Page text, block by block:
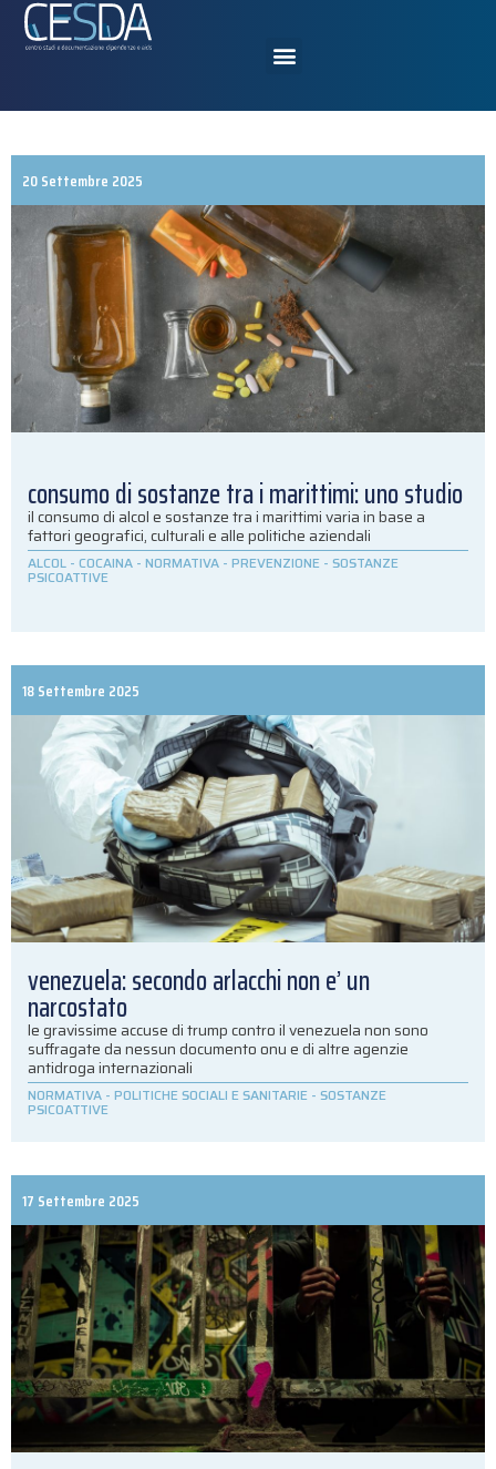
20 Settembre 2025
consumo di sostanze tra i marittimi: uno studio
il consumo di alcol e sostanze tra i marittimi varia in base a
fattori geografici, culturali e alle politiche aziendali
ALCOL - COCAINA - NORMATIVA - PREVENZIONE - SOSTANZE
PSICOATTIVE
18 Settembre 2025
venezuela: secondo arlacchi non e’ un
narcostato
le gravissime accuse di trump contro il venezuela non sono
suffragate da nessun documento onu e di altre agenzie
antidroga internazionali
NORMATIVA - POLITICHE SOCIALI E SANITARIE - SOSTANZE
PSICOATTIVE
17 Settembre 2025